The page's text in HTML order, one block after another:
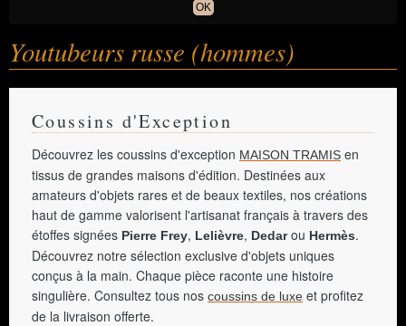
OK
Youtubeurs russe (hommes)
Coussins d'Exception
Découvrez les coussins d'exception MAISON TRAMIS en
tissus de grandes maisons d'édition. Destinées aux
amateurs d'objets rares et de beaux textiles, nos créations
haut de gamme valorisent l'artisanat français à travers des
étoffes signées Pierre Frey, Lelièvre, Dedarou Hermès.
Découvrez notre sélection exclusive d'objets uniques
conçus à la main. Chaque pièce raconte une histoire
singulière. Consultez tous nos coussins de luxe et profitez
de la livraison offerte.